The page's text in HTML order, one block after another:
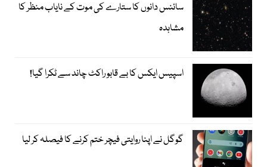
سائنس دانوں کا ستارے کی موت کے نایاب منظر کا
مشاہدہ
اسپیس ایکس کا بے قابو راکٹ چاند سے ٹکرا گیا!
گوگل نے اپنا روایتی فیچر ختم کرنے کا فیصلہ کر لیا